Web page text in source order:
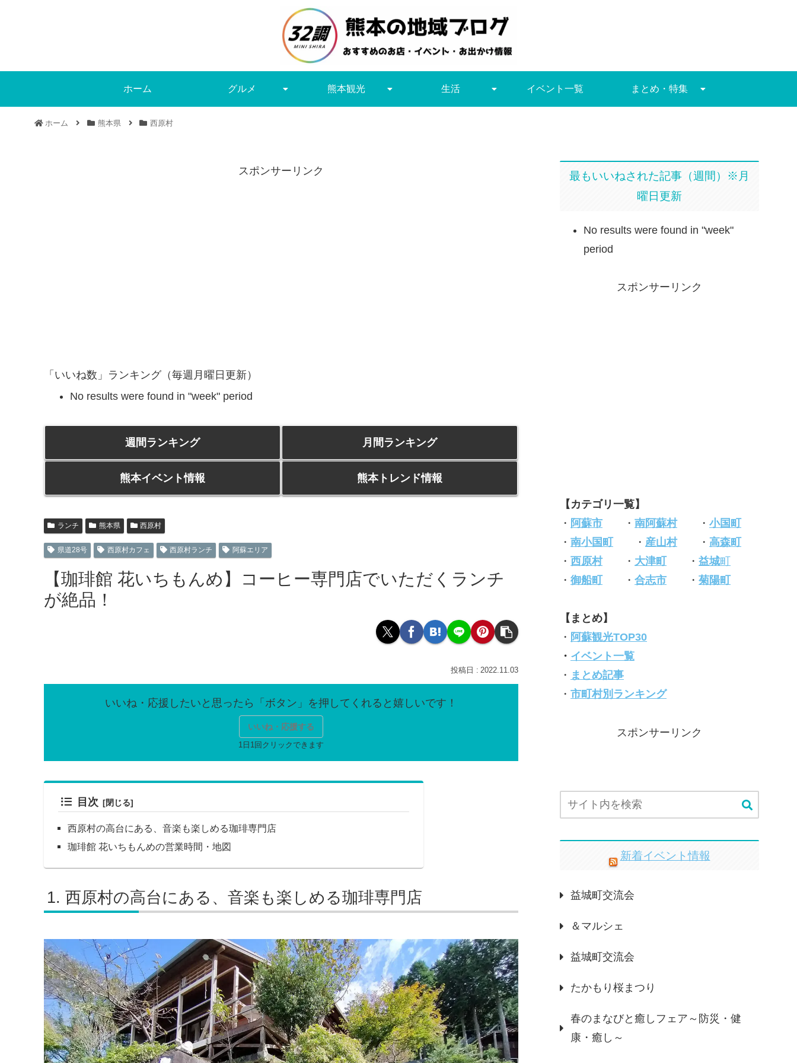
ホーム グルメ 熊本観光 生活 イベント一覧 まとめ・特集
ホーム 熊本県 西原村
スポンサーリンク
「いいね数」ランキング（毎週月曜日更新）
No results were found in "week" period
週間ランキング 月間ランキング
熊本イベント情報 熊本トレンド情報
ランチ 熊本県 西原村
県道28号 西原村カフェ 西原村ランチ 阿蘇エリア
【珈琲館 花いちもんめ】コーヒー専門店でいただくランチ
が絶品！
2022.11.03
いいね・応援する
目次
西原村の高台にある、音楽も楽しめる珈琲専門店
珈琲館 花いちもんめの営業時間・地図
西原村の高台にある、音楽も楽しめる珈琲専門店
最もいいねされた記事（週間）※月
曜日更新
No results were found in "week"
period
スポンサーリンク
【カテゴリ一覧】
・ 阿蘇市 ・ 南阿蘇村・ 小国町
・ 南小国町 ・ 産山村・ 高森町
・ 西原村・ 大津町 ・ 益城町
・ 御船町 ・ 合志市 ・ 菊陽町
【まとめ】
・ 阿蘇観光TOP30
・ イベント一覧
・ まとめ記事
・ 市町村別ランキング
スポンサーリンク
新着イベント情報
益城町交流会
＆マルシェ
益城町交流会
たかもり桜まつり
春のまなびと癒しフェア～防災・健
康・癒し～